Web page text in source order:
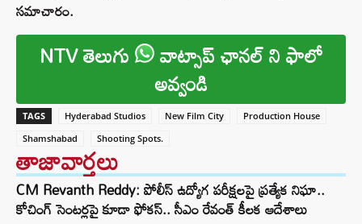
సమాచారం.
NTV తెలుగు వాట్సాప్ ఛానల్ ని ఫాలో
అవ్వండి
TAGS Hyderabad Studios New Film City
Production House
Shamshabad
Shooting Spots.
తాజావార్తలు
CM Revanth Reddy: పోలీస్ ఉద్యోగ పరీక్షలపై ప్రత్యేక నిఘా..
కోచింగ్ సెంటర్లపై కూడా ఫోకస్.. సీఎం రేవంత్ కీలక ఆదేశాలు